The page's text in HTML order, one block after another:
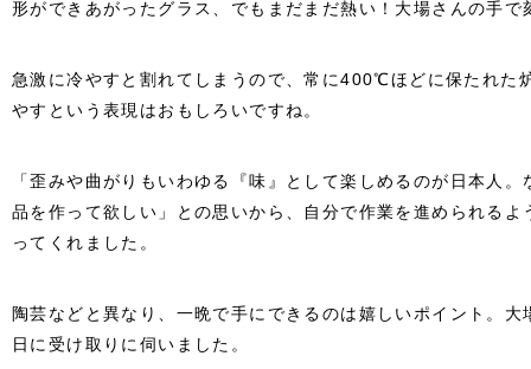
形ができあがったグラス、でもまだまだ熱い！大場さんの手
急激に冷やすと割れてしまうので、常に400℃ほどに保たれた
やすという表現はおもしろいですね。
「歪みや曲がりもいわゆる『味』として楽しめるのが日本人
品を作って欲しい」との思いから、自分で作業を進められる
ってくれました。
陶芸などと異なり、一晩で手にできるのは嬉しいポイント。
日に受け取りに伺いました。